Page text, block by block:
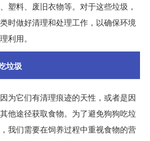
塑料、废旧衣物等。对于这些垃圾，
时做好清理和处理工作，以确保环境
利用。
垃圾
为它们有清理痕迹的天性，或者是因
他途径获取食物。为了避免狗狗吃垃
我们需要在饲养过程中重视食物的营